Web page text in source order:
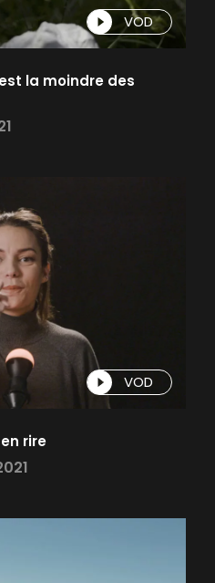
VOD
la moindre des
VOD
rire